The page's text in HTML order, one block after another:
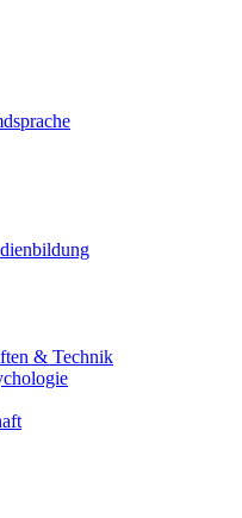
& Technik